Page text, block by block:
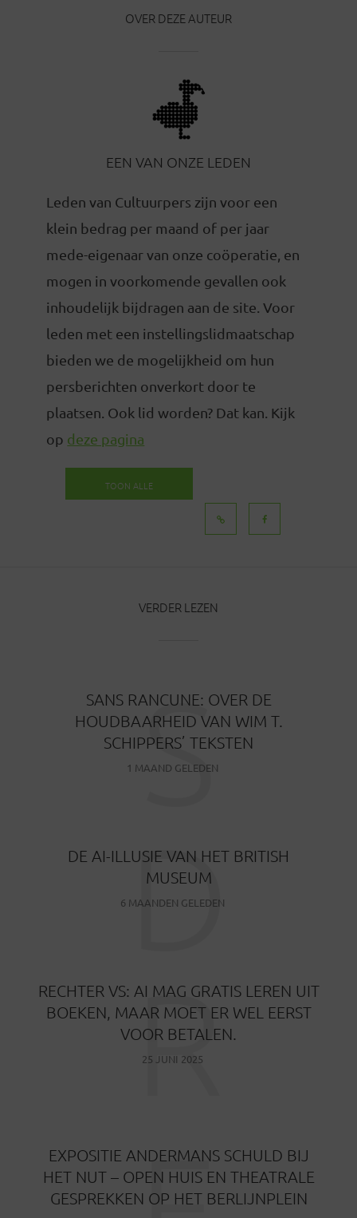
OVER DEZE AUTEUR
EEN VAN ONZE LEDEN
Leden van Cultuurpers zijn voor een
klein bedrag per maand of per jaar
mede-eigenaar van onze coöperatie, en
mogen in voorkomende gevallen ook
inhoudelijk bijdragen aan de site. Voor
leden met een instellingslidmaatschap
bieden we de mogelijkheid om hun
persberichten onverkort door te
plaatsen. Ook lid worden? Dat kan. Kijk
op deze pagina
TOON ALLE
VERDER LEZEN
SANS RANCUNE: OVER DE
HOUDBAARHEID VAN WIM T.
SCHIPPERS’ TEKSTEN
1 MAAND GELEDEN
S
DE AI-ILLUSIE VAN HET BRITISH
MUSEUM
6 MAANDEN GELEDEN
D
RECHTER VS: AI MAG GRATIS LEREN UIT
BOEKEN, MAAR MOET ER WEL EERST
VOOR BETALEN.
25 JUNI 2025
R
EXPOSITIE ANDERMANS SCHULD BIJ
HET NUT – OPEN HUIS EN THEATRALE
GESPREKKEN OP HET BERLIJNPLEIN